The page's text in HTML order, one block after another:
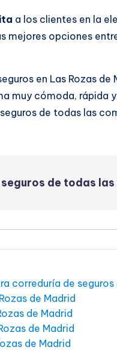
a los clientes en la
mejores opciones
en Las Rozas
muy cómoda, rápida
de todas las
de todas
correduría de seguros
de Madrid
de Madrid
de Madrid
de Madrid